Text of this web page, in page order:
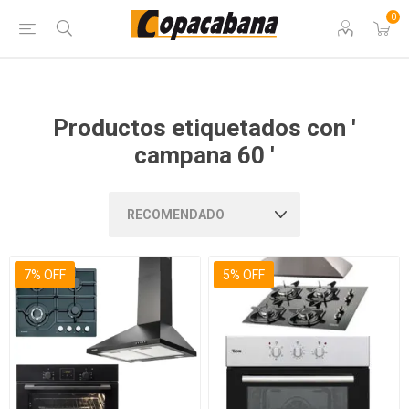
0
Productos etiquetados con '
campana 60 '
7% OFF 5% OFF